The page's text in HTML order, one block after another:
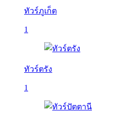
ทัวร์ภูเก็ต
1
ทัวร์ตรัง
1